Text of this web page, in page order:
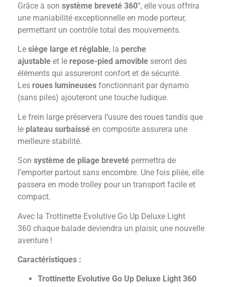
Grâce à son système breveté 360°, elle vous offrira
une maniabilité exceptionnelle en mode porteur,
permettant un contrôle total des mouvements.
Le siège large et réglable, la perche
ajustable et le repose-pied amovible seront des
éléments qui assureront confort et de sécurité.
Les roues lumineuses fonctionnant par dynamo
(sans piles) ajouteront une touche ludique.
Le frein large préservera l’usure des roues tandis que
le plateau surbaissé en composite assurera une
meilleure stabilité.
Son système de pliage breveté permettra de
l’emporter partout sans encombre. Une fois pliée, elle
passera en mode trolley pour un transport facile et
compact.
Avec la Trottinette Evolutive Go Up Deluxe Light
360 chaque balade deviendra un plaisir, une nouvelle
aventure !
Caractéristiques :
Trottinette Evolutive Go Up Deluxe Light 360